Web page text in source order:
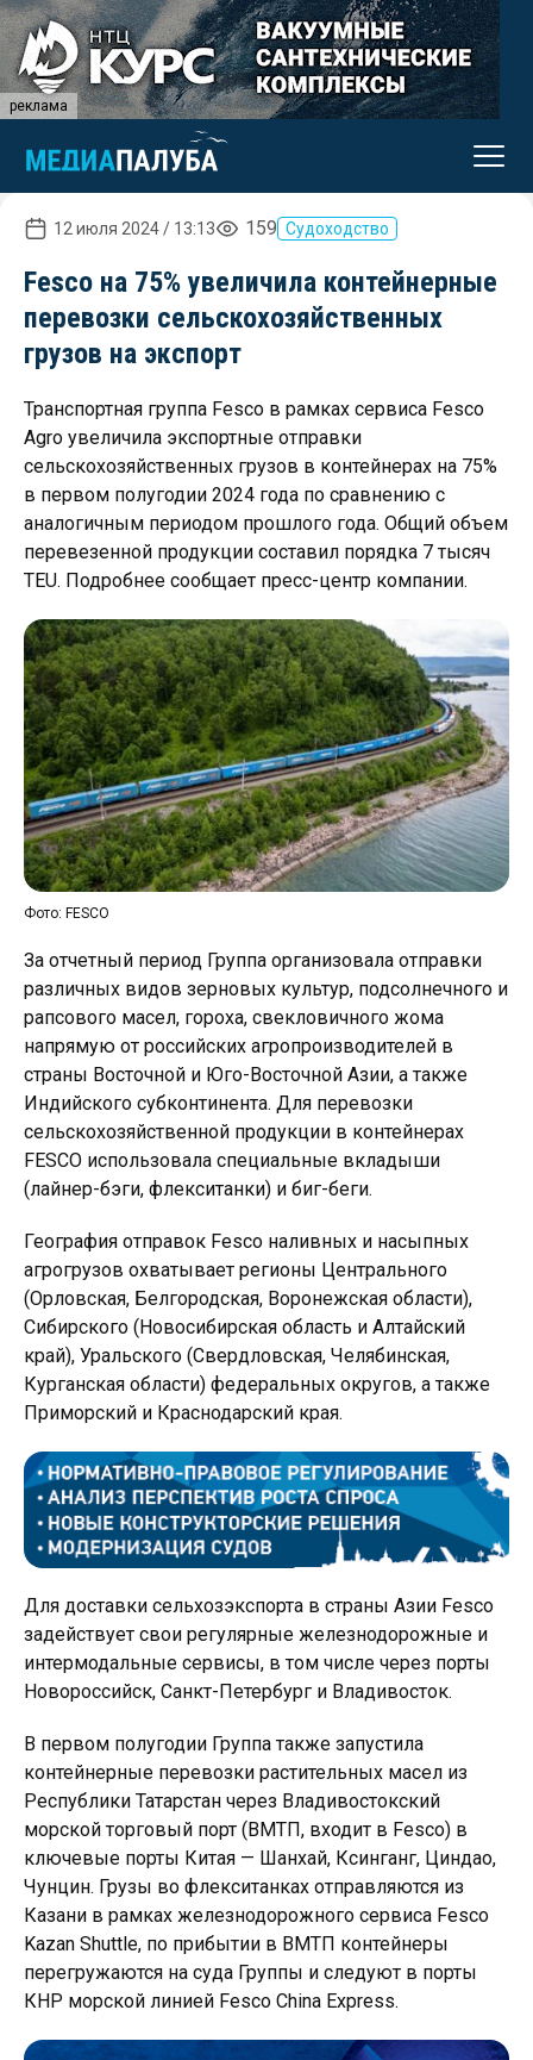
реклама
12 июля 2024 / 13:13 159 Судоходство
Fesco на 75% увеличила контейнерные
перевозки сельскохозяйственных
грузов на экспорт
Транспортная группа Fesco в рамках сервиса Fesco
Agro увеличила экспортные отправки
сельскохозяйственных грузов в контейнерах на 75%
в первом полугодии 2024 года по сравнению с
аналогичным периодом прошлого года. Общий объем
перевезенной продукции составил порядка 7 тысяч
TEU. Подробнее сообщает пресс-центр компании.
Фото: FESCO
За отчетный период Группа организовала отправки
различных видов зерновых культур, подсолнечного и
рапсового масел, гороха, свекловичного жома
напрямую от российских агропроизводителей в
страны Восточной и Юго-Восточной Азии, а также
Индийского субконтинента. Для перевозки
сельскохозяйственной продукции в контейнерах
FESCO использовала специальные вкладыши
(лайнер-бэги, флекситанки) и биг-беги.
География отправок Fesco наливных и насыпных
агрогрузов охватывает регионы Центрального
(Орловская, Белгородская, Воронежская области),
Сибирского (Новосибирская область и Алтайский
край), Уральского (Свердловская, Челябинская,
Курганская области) федеральных округов, а также
Приморский и Краснодарский края.
Для доставки сельхозэкспорта в страны Азии Fesco
задействует свои регулярные железнодорожные и
интермодальные сервисы, в том числе через порты
Новороссийск, Санкт-Петербург и Владивосток.
В первом полугодии Группа также запустила
контейнерные перевозки растительных масел из
Республики Татарстан через Владивостокский
морской торговый порт (ВМТП, входит в Fesco) в
ключевые порты Китая — Шанхай, Ксинганг, Циндао,
Чунцин. Грузы во флекситанках отправляются из
Казани в рамках железнодорожного сервиса Fesco
Kazan Shuttle, по прибытии в ВМТП контейнеры
перегружаются на суда Группы и следуют в порты
КНР морской линией Fesco China Express.